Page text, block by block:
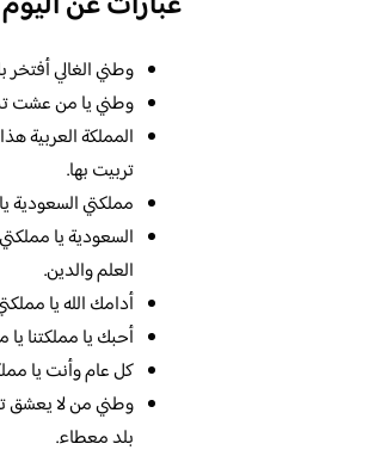
وطني الغالي
وطني يا من عشت
المملكة العربية
تربيت بها.
مملكتي السعودية
السعودية يا
العلم والدين.
أدامك الله يا
أحبك يا مملكتنا
كل عام وأنت يا
وطني من لا يعشق
بلد معطاء.